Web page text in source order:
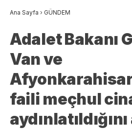
Ana Sayfa › GÜNDEM
Adalet Bakanı
Van ve
faili meçhul